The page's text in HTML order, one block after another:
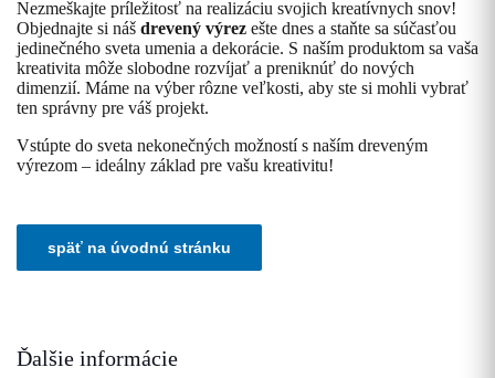
Nezmeškajte príležitosť na realizáciu svojich kreatívnych snov!
Objednajte si náš drevený výrez ešte dnes a staňte sa súčasťou
jedinečného sveta umenia a dekorácie. S naším produktom sa vaša
kreativita môže slobodne rozvíjať a preniknúť do nových
dimenzií. Máme na výber rôzne veľkosti, aby ste si mohli vybrať
ten správny pre váš projekt.
Vstúpte do sveta nekonečných možností s naším dreveným
výrezom – ideálny základ pre vašu kreativitu!
Ďalšie informácie